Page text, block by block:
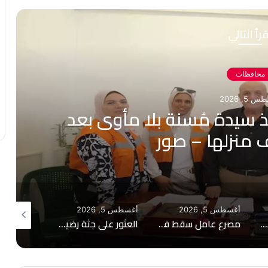
التالي
محافظات
5, 2026
سيدة مُسنة بلا مأوى بعد
منزلها – صور
إزالة إشغالات الكافيهات والتعديات.. تحركات ميدانية لمحافظ القليوبية بب
أغسطس 5, 2026
مصرع عامل سقط في بيارة صرف صحي بمركز إطسا بالفيوم
أغسطس 5, 2026
العثور على جثة رضيع وسط الحقول في البياضية بالأقصر
أغسطس 5, 2026